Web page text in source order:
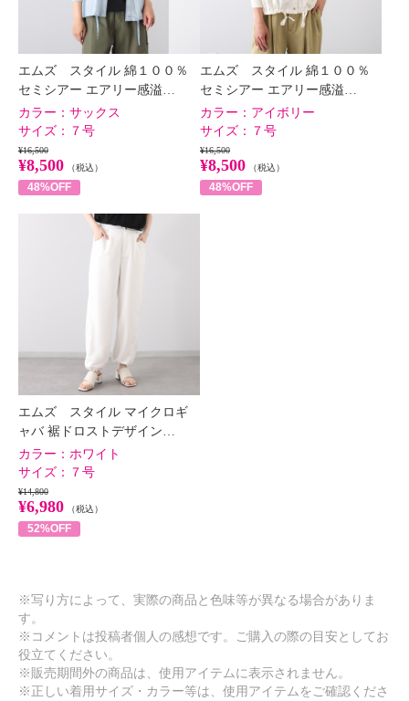
エムズ スタイル 綿１００％
セミシアー エアリー感溢…
カラー： サックス
サイズ：
７号
¥16,500
¥8,500 （税込）
48%OFF
エムズ スタイル 綿１００％
セミシアー エアリー感溢…
カラー： アイボリー
サイズ：
７号
¥16,500
¥8,500 （税込）
48%OFF
エムズ スタイル マイクロギ
ャバ 裾ドロストデザイン…
カラー： ホワイト
サイズ：
７号
¥14,800
¥6,980 （税込）
52%OFF
※写り方によって、実際の商品と色味等が異なる場合がありま
す。
※コメントは投稿者個人の感想です。ご購入の際の目安としてお
役立てください。
※販売期間外の商品は、使用アイテムに表示されません。
※正しい着用サイズ・カラー等は、使用アイテムをご確認くださ